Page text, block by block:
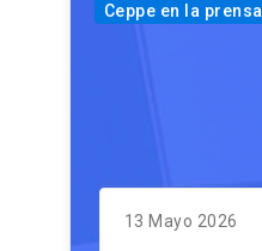
Ceppe en la prensa
13 Mayo 2026